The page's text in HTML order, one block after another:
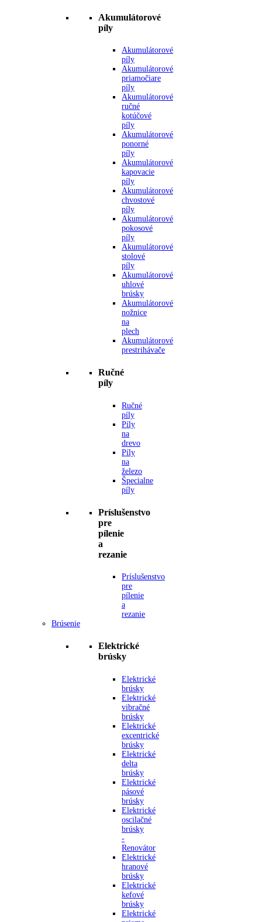
Akumulátorové
píly
Akumulátorové
píly
Akumulátorové
priamočiare
píly
Akumulátorové
ručné
kotúčové
píly
Akumulátorové
ponorné
píly
Akumulátorové
kapovacie
píly
Akumulátorové
chvostové
píly
Akumulátorové
pokosové
píly
Akumulátorové
stolové
píly
Akumulátorové
uhlové
brúsky
Akumulátorové
nožnice
na
plech
Akumulátorové
prestrihávače
Ručné
píly
Ručné
píly
Píly
na
drevo
Píly
na
železo
Špecialne
píly
Príslušenstvo
pre
pílenie
a
rezanie
Príslušenstvo
pre
pílenie
a
rezanie
Brúsenie
Elektrické
brúsky
Elektrické
brúsky
Elektrické
vibračné
brúsky
Elektrické
excentrické
brúsky
Elektrické
delta
brúsky
Elektrické
pásové
brúsky
Elektrické
oscilačné
brúsky
-
Renovátor
Elektrické
hranové
brúsky
Elektrické
kefové
brúsky
Elektrické